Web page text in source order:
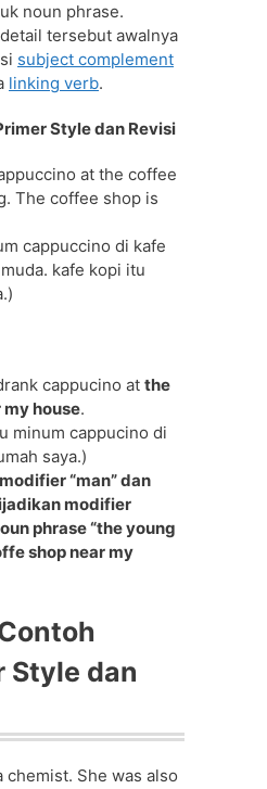
noun phrase.
tersebut awalnya
subject complement
linking verb.
Style dan Revisi
at the coffee
The coffee shop is
cappuccino di kafe
kafe kopi itu
cappucino at the
house.
minum cappucino di
saya.)
“man” dan
modifier
phrase “the young
shop near my
Style dan
chemist. She was also